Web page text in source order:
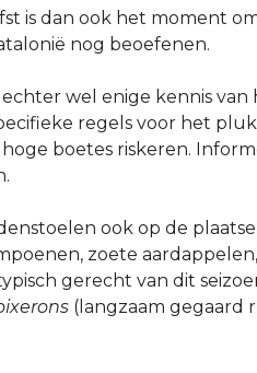
is dan ook het moment
nog beoefenen.
wel enige kennis van
regels voor het
boetes riskeren.
ook op de
zoete
gerecht van dit
(langzaam gegaard